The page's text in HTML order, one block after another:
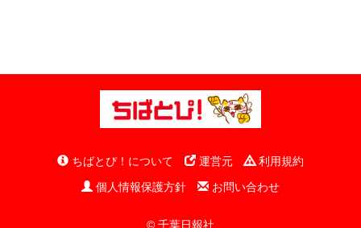
ちばとぴ！について 運営元
利用規約
個人情報保護方針
お問い合わせ
© 千葉日報社